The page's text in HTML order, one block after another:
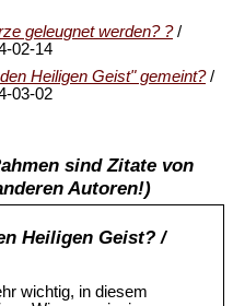
geleugnet werden? ?/
02-14
Heiligen Geist" gemeint?/
03-02
sind Zitate von
Autoren!)
Heiligen Geist? /
wichtig, in diesem